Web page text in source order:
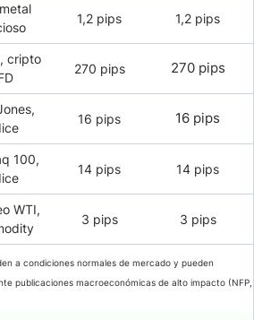
1,2 pips 1,2 pips
cripto
270 pips 270 pips
16 pips 16 pips
100,
14 pips 14 pips
WTI,
3 pips 3 pips
a condiciones normales de mercado y pueden
publicaciones macroeconómicas de alto impacto (NFP,